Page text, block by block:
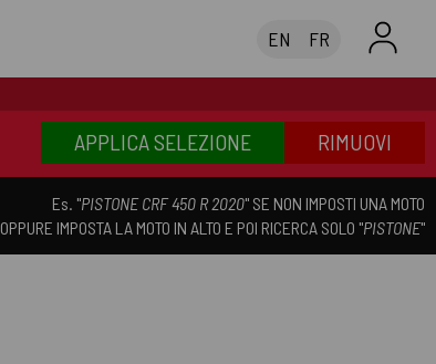
EN FR
APPLICA SELEZIONE RIMUOVI
Es. "PISTONE CRF 450 R 2020" SE NON IMPOSTI UNA MOTO
OPPURE IMPOSTA LA MOTO IN ALTO E POI RICERCA SOLO "PISTONE"